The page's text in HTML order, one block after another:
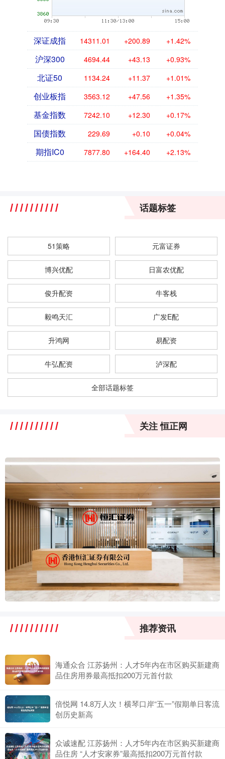
深证成指 14311.01 +200.89 +1.42%
沪深300 4694.44 +43.13 +0.93%
北证50 1134.24 +11.37 +1.01%
创业板指 3563.12 +47.56 +1.35%
基金指数 7242.10 +12.30 +0.17%
国债指数 229.69 +0.10 +0.04%
期指IC0 7877.80 +164.40 +2.13%
话题标签
51策略 元富证券
博兴优配 日富农优配
俊升配资 牛客栈
毅鸣天汇 广发E配
升鸿网 易配资
牛弘配资 泸深配
全部话题标签
关注 恒正网
推荐资讯
海通众合 江苏扬州：人才5年内在市区购买新建商
品住房用券最高抵扣200万元首付款
倍悦网 14.8万人次！横琴口岸“五一”假期单日客流
创历史新高
众诚速配 江苏扬州：人才5年内在市区购买新建商
品住房 “人才安家券”最高抵扣200万元首付款